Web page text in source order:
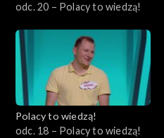
odc. 20 – Polacy to wiedzą!
Polacy to wiedzą!
odc. 18 – Polacy to wiedzą!